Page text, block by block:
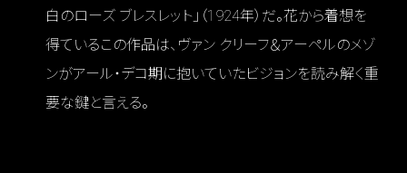
白のローズ ブレスレット」（1924年）だ。花から着想を
得ているこの作品は、ヴァン クリーフ＆アーペルのメゾ
ンがアール・デコ期に抱いていたビジョンを読み解く重
要な鍵と言える。